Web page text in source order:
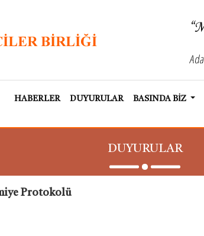
HABERLER DUYURULAR BASINDA BİZ
DUYURULAR
Protokolü